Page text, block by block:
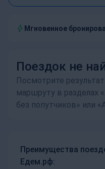
Мгновенное
Поездок не
Посмотрите
маршруту в разделах
без попутчиков» или
Преимущества
Едем.рф: